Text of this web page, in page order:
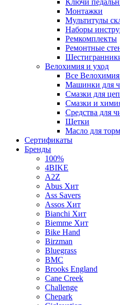
Ключи
Монтажки
Мультитулы
Наборы
Ремкомплекты
Ремонтные
Велохимия и уход
Все
Машинки для
Смазки для
Смазки и
Средства для
Щетки
Масло для
Сертификаты
Бренды
100%
4BIKE
A2Z
Abus Хит
Ass Savers
Assos Хит
Bianchi Хит
Biemme Хит
Bike Hand
Birzman
Bluegrass
BMC
Brooks England
Cane Creek
Challenge
Chepark